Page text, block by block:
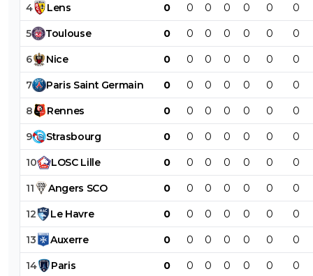
4 Lens 0 0 0 0 0 0 0
5 Toulouse 0 0 0 0 0 0 0
6 Nice 0 0 0 0 0 0 0
7 Paris Saint Germain 0 0 0 0 0 0 0
8 Rennes 0 0 0 0 0 0 0
9 Strasbourg 0 0 0 0 0 0 0
10 LOSC Lille 0 0 0 0 0 0 0
11 Angers SCO 0 0 0 0 0 0 0
12 Le Havre 0 0 0 0 0 0 0
13 Auxerre 0 0 0 0 0 0 0
14 Paris 0 0 0 0 0 0 0